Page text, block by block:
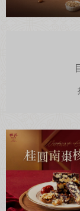
免運優惠